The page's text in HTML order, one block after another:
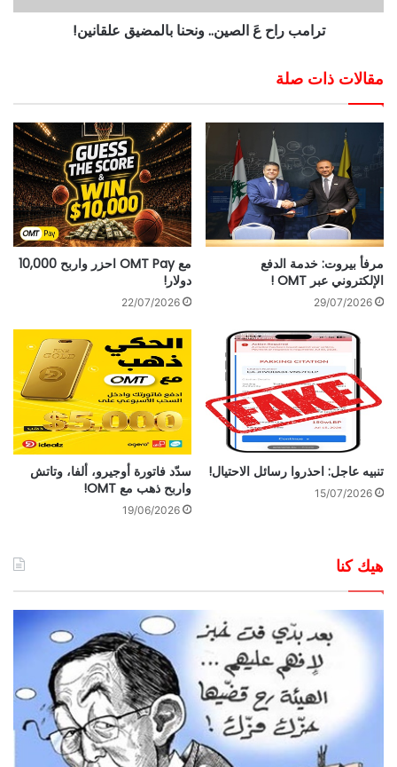
ترامب راح عَ الصين.. ونحنا بالمضيق علقانين!
مقالات ذات صلة
مرفأ بيروت: خدمة الدفع
الإلكتروني عبر OMT !
29/07/2026
مع OMT Pay احزر واربح 10,000
دولار!
22/07/2026
تنبيه عاجل: احذروا رسائل الاحتيال!
15/07/2026
سدّد فاتورة أوجيرو، ألفا، وتاتش
واربح ذهب مع OMT!
19/06/2026
هيك كنا